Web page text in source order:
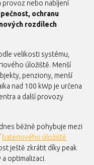
provoz nebo nabíjení
ochranu
rozdílech
velikosti systému,
úložiště. Menší
penziony, menší
nad 100 kWp je určena
a další provozy
běžně pohybuje mezi
bateriového úložiště
ještě zkrátit díky peak
optimalizaci.